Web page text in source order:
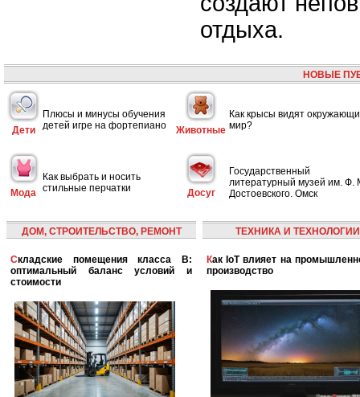
отдыха.
НОВЫЕ
Дети
Плюсы и минусы обучения
детей игре на фортепиано
Животные
Как крысы видят
мир?
Мода
Как выбрать и носить
стильные перчатки
Досуг
Государственный
литературный музей им. Ф.
Достоевского. Омск
ДОМ, СТРОИТЕЛЬСТВО, РЕМОНТ
Складские помещения класса B:
оптимальный баланс условий и
стоимости
ТЕХНИКА И ТЕХНОЛОГИИ
Как IoT влияет на промышленность и
производство